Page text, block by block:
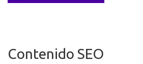
Contenido SEO